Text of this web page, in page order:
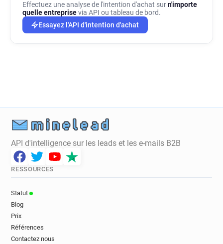
Effectuez une analyse de l'intention d'achat surn'importe
quelle entreprisevia API ou tableau de bord.
Essayez l'API d'intention d'achat
API d'intelligence sur les leads et les e-mails B2B
RESSOURCES
Statut
Blog
Prix
Références
Contactez nous